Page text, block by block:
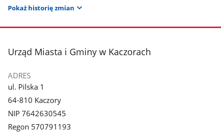
Pokaż historię zmian
stopka
Urząd Miasta i Gminy w Kaczorach
ADRES
ul. Pilska 1
64-810 Kaczory
NIP 7642630545
Regon 570791193